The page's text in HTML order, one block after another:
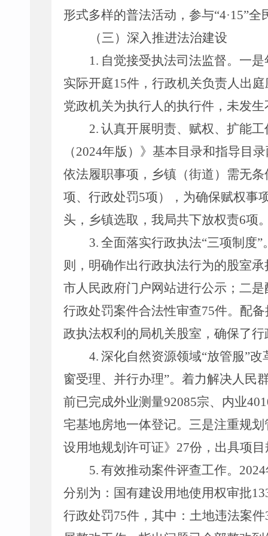
形式多样的普法活动，参与“4·15”全
（三）深入推进法治建设
1. 自觉接受执法司法监督。一
实际开庭15件 ， 行政机关负责人出
党政机关为执行人的执行件，未发
2. 认真开展明责、赋权、扩能工
（2024年版）》基本目录和指导目
依法履职事项，乡镇（街道）需无
项、 行政处罚5项），为确保赋权事
头，乡镇选取，我局共下放权责6项
3. 全面落实行政执法“三项制度”
则，明确作出行政执法行为的股室
市人民政府门户网站进行公示；二
行政处罚案件合法性审查75件。配
政执法权利的局机关股室，确保了
4. 深化自然资源领域“放管服”改
窗受理、并行办理”。着力解决人民
前已完成外业测量92085宗、 内业
宅基地房地一体登记。 三是注重规
设用地规划许可证》 27份，出具项
5. 有效推动案件评查工作。 2024
分别为：国有建设用地使用权审批
行政处罚75件，其中：土地违法案件